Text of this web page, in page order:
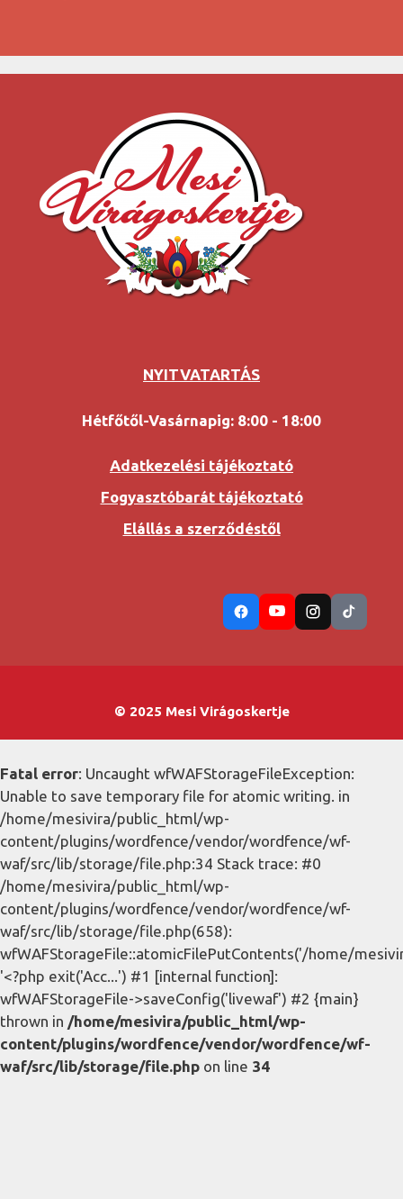
NYITVATARTÁS
Hétfőtől-Vasárnapig: 8:00 - 18:00
Adatkezelési tájékoztató
Fogyasztóbarát tájékoztató
Elállás a szerződéstől
© 2025 Mesi Virágoskertje
Fatal error: Uncaught wfWAFStorageFileException:
Unable to save temporary file for atomic writing. in
/home/mesivira/public_html/wp-
content/plugins/wordfence/vendor/wordfence/wf-
waf/src/lib/storage/file.php:34 Stack trace: #0
/home/mesivira/public_html/wp-
content/plugins/wordfence/vendor/wordfence/wf-
waf/src/lib/storage/file.php(658):
wfWAFStorageFile::atomicFilePutContents('/home/
'<?php exit('Acc...') #1 [internal function]:
wfWAFStorageFile->saveConfig('livewaf') #2 {main}
thrown in /home/mesivira/public_html/wp-
content/plugins/wordfence/vendor/wordfence/wf-
waf/src/lib/storage/file.php on line 34